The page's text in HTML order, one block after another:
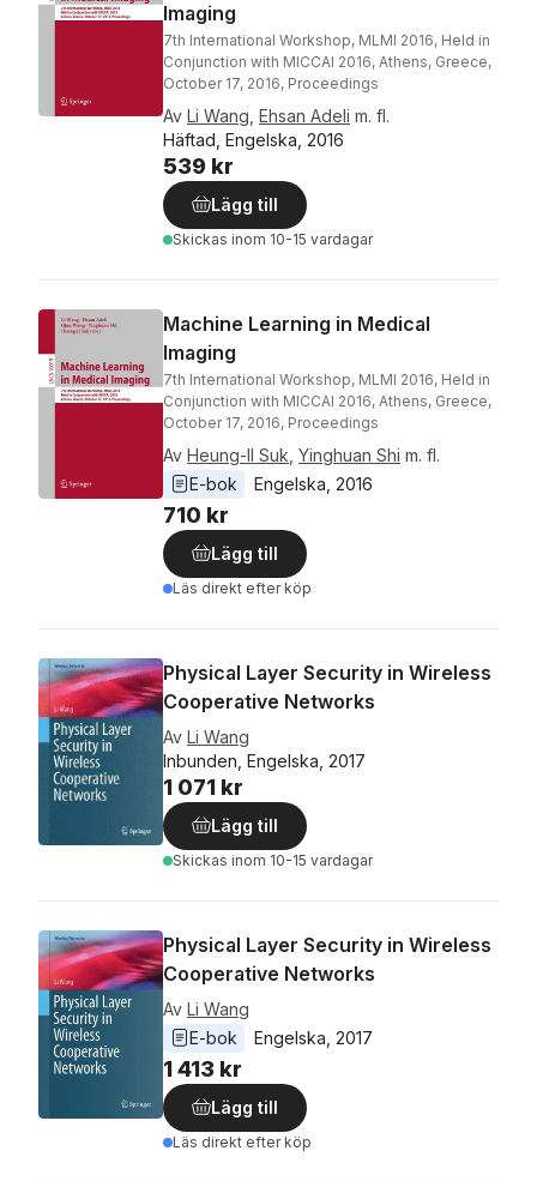
Imaging
7th International Workshop, MLMI 2016, Held in
Conjunction with MICCAI 2016, Athens, Greece,
October 17, 2016, Proceedings
Av Li Wang Ehsan Adeli m. fl.
Häftad, Engelska, 2016
539 kr
Lägg till
Skickas inom 10-15 vardagar
Machine Learning in Medical
Imaging
7th International Workshop, MLMI 2016, Held in
Conjunction with MICCAI 2016, Athens, Greece,
October 17, 2016, Proceedings
Av Heung-Il Suk Yinghuan Shi m. fl.
E-bok
Engelska 2016
710 kr
Lägg till
Läs direkt efter köp
Physical Layer Security in Wireless
Cooperative Networks
Av Li Wang
Inbunden, Engelska, 2017
1 071 kr
Lägg till
Skickas inom 10-15 vardagar
Physical Layer Security in Wireless
Cooperative Networks
Av Li Wang
E-bok
Engelska 2017
1 413 kr
Lägg till
Läs direkt efter köp